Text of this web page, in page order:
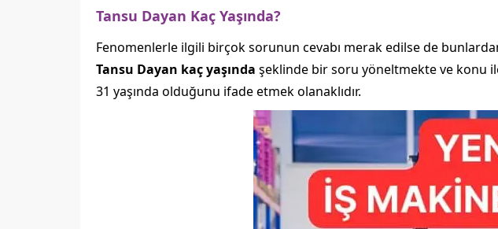
Tansu Dayan Kaç Yaşında?
Fenomenlerle ilgili birçok sorunun cevabı merak edilse de
Tansu Dayan kaç yaşında şeklinde bir soru yöneltmekte ve konu
31 yaşında olduğunu ifade etmek olanaklıdır.